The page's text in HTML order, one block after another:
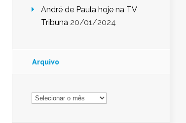
André de Paula hoje na TV
Tribuna 20/01/2024
Arquivo
Arquivo